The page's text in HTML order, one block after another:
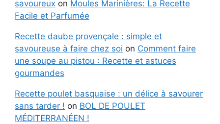
savoureux on Moules Marinières: La Recette
Facile et Parfumée
Recette daube provençale : simple et
savoureuse à faire chez soi on Comment faire
une soupe au pistou : Recette et astuces
gourmandes
Recette poulet basquaise : un délice à savourer
sans tarder ! on BOL DE POULET
MÉDITERRANÉEN !